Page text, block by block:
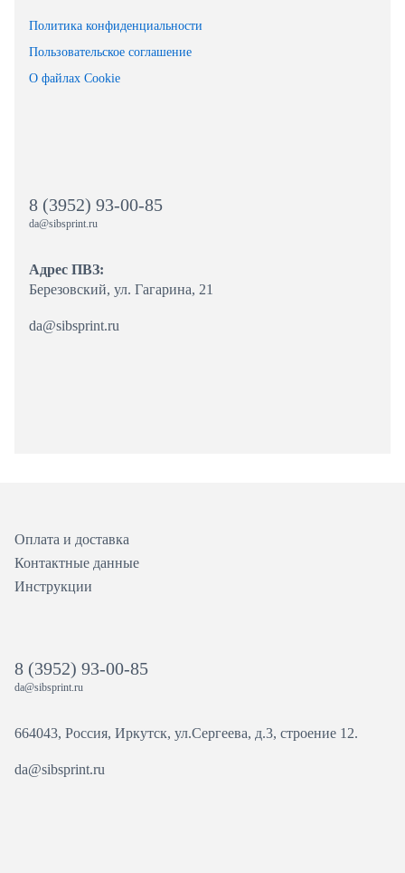
Политика конфиденциальности
Пользовательское соглашение
О файлах Cookie
8 (3952) 93-00-85
da@sibsprint.ru
Адрес ПВЗ:
Березовский, ул. Гагарина, 21
da@sibsprint.ru
Оплата и доставка
Контактные данные
Инструкции
8 (3952) 93-00-85
da@sibsprint.ru
664043, Россия, Иркутск, ул.Сергеева, д.3, строение 12.
da@sibsprint.ru